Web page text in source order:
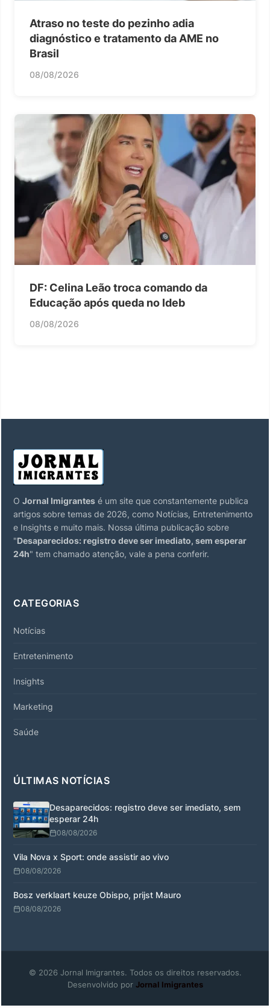
Atraso no teste do pezinho adia
diagnóstico e tratamento da AME no
Brasil
08/08/2026
DF: Celina Leão troca comando da
Educação após queda no Ideb
08/08/2026
O Jornal Imigrantes é um site que constantemente publica
artigos sobre temas de 2026, como Notícias, Entretenimento
e Insights e muito mais. Nossa última publicação sobre
"Desaparecidos: registro deve ser imediato, sem esperar
24h" tem chamado atenção, vale a pena conferir.
CATEGORIAS
Notícias
Entretenimento
Insights
Marketing
Saúde
ÚLTIMAS NOTÍCIAS
Desaparecidos: registro deve ser imediato, sem
esperar 24h
08/08/2026
Vila Nova x Sport: onde assistir ao vivo
08/08/2026
Bosz verklaart keuze Obispo, prijst Mauro
08/08/2026
© 2026 Jornal Imigrantes. Todos os direitos reservados.
Desenvolvido por Jornal Imigrantes